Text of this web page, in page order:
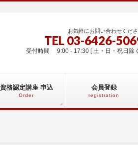
お気軽にお問い合わせくだ
TEL 03-6426-
受付時間 9:00 - 17:30 [ 土・日・祝日除
資格認定講座 申込
Order
会員登録
registration